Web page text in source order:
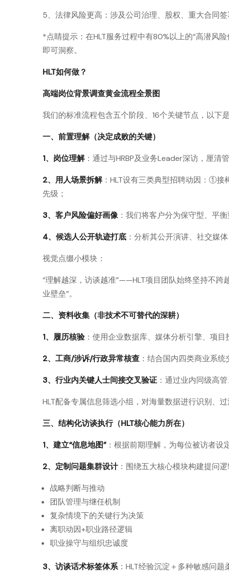
5、法律风险更高：涉及公司治理、股权、重大合同
*点睛提示：在HLT服务过程中有80%以上的“高潜风
即可洞察。
HLT如何做？
高端岗位背景调查黄金流程全景图
我们的标准流程包含五个阶段、16个关键节点，以下
一、前置理解（决定成败的关键）
1、岗位理解：通过与HRBP及业务Leader深访，厘清
2、用人场景拆解：HLT设有三类典型招聘动因：①
先级；
3、客户风险偏好画像：我们将客户分为保守型、平
4、候选人公开轨迹打底 ：分析其公开演讲、社交媒
视觉点缀小模块：
“理解越深，访谈越准”——HLT项目团队始终坚持不跨
业壁垒”。
二、资料收集（非技术不可替代的深耕）
1、履历核验：使用企业数据库、媒体分析引擎、项目
2、工商/涉诉/行政异常核查 ：结合国内四类商业系
3、行业内关键人士间接交叉验证 ：通过业内同级高
HLT配备专属信息筛选小组，对海量数据进行识别、
三、结构化访谈执行（HLT核心能力所在）
1、建立“信息地图”：根据前期理解，为每位被访者设
2、定制问题集群设计：围绕五大核心模块构建提问逻
战略判断与推动
团队管理与继任机制
复杂情境下的关键行为决策
离职动因+职业路径逻辑
职业操守与组织忠诚度
3、访谈话术标签体系：HLT经验沉淀＋多种敏感问题